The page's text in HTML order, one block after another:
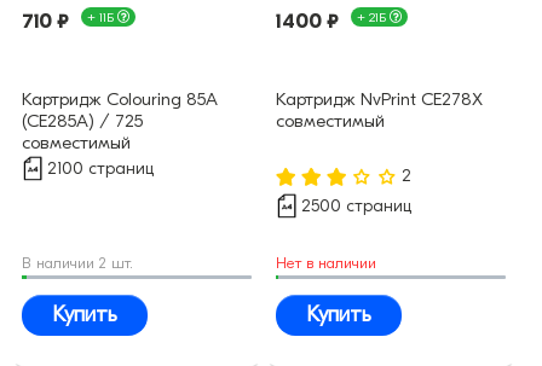
710 ₽ + 11Б
Картридж Colouring 85A
(CE285A) / 725
совместимый
2100 страниц
В наличии 2 шт.
Купить
1400 ₽ + 21Б
Картридж NvPrint CE278X
совместимый
2
2500 страниц
Нет в наличии
Купить